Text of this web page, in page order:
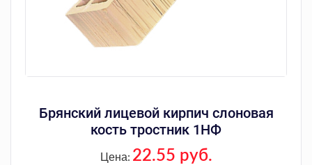
Брянский лицевой кирпич слоновая
кость тростник 1НФ
Цена: 22.55 руб.